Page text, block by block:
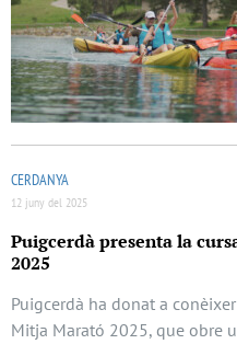
CERDANYA
12 juny del 2025
Puigcerdà presenta la
2025
Puigcerdà ha donat a
Mitja Marató 2025, que obre